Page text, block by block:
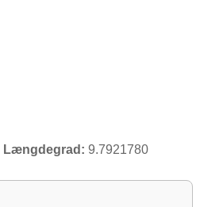
Længdegrad: 9.7921780